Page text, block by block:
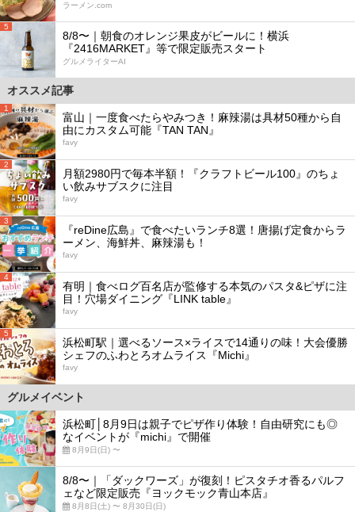
ラーメン.com
5
8/8〜｜朝食のオレンジ果皮がビールに！横浜
『2416MARKET』等で限定販売スタート
グルメライターAI
オススメ記事
1
富山｜一度食べたらやみつき！麻辣湯は具材50種から自
由にカスタム可能『TAN TAN』
favy
2
月額2980円で毎本半額！『クラフトビール100』のちょ
い飲みサブスクに注目
favy
3
『reDine広島』で食べたいランチ8選！唐揚げ定食からラ
ーメン、海鮮丼、麻辣湯も！
favy
4
有明｜食べログ百名店が監修する本気のパスタ&ピザに注
目！穴場ダイニング『LINK table』
favy
5
浜松町駅｜選べるソース×ライスで14通りの味！大会優勝
シェフのふわとろオムライス『Michi』
favy
グルメイベント
浜松町│8月9日は親子でピザ作り体験！自由研究にも◎
なイベントが『michi』で開催
8月9日(日) 〜
8/8〜｜「ダックワーズ」が復刻！ピスタチオ香るパルフ
ェなど限定販売『ヨックモック青山本店』
8月8日(土) 〜 8月30日(日)